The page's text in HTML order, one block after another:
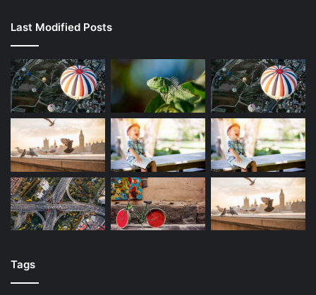
Last Modified Posts
Tags